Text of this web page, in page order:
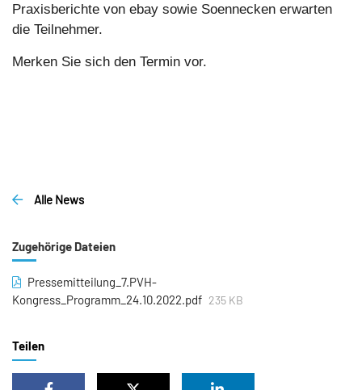
Praxisberichte von ebay sowie Soennecken erwarten
die Teilnehmer.
Merken Sie sich den Termin vor.
Alle News
Zugehörige Dateien
Pressemitteilung_7.PVH-
Kongress_Programm_24.10.2022.pdf 235 KB
Teilen